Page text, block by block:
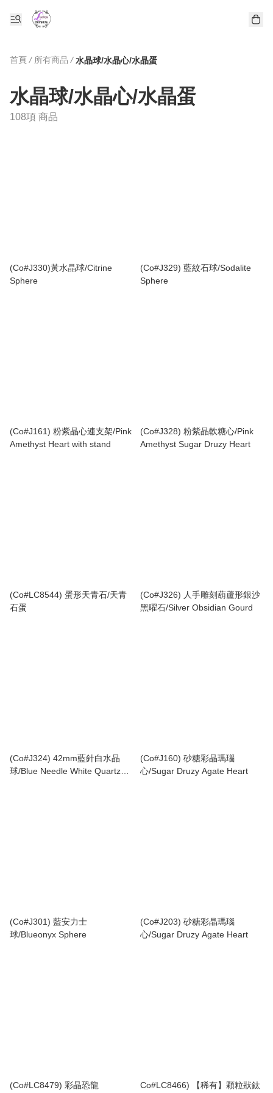
首頁 / 所有商品 / 水晶球/水晶心/水晶蛋
水晶球/水晶心/水晶蛋
108項 商品
(Co#J330)黃水晶球/Citrine
Sphere
(Co#J329) 藍紋石球/Sodalite
Sphere
(Co#J161) 粉紫晶心連支架/Pink
Amethyst Heart with stand
(Co#J328) 粉紫晶軟糖心/Pink
Amethyst Sugar Druzy Heart
(Co#LC8544) 蛋形天青石/天青
石蛋
(Co#J326) 人手雕刻葫蘆形銀沙
黑曜石/Silver Obsidian Gourd
(Co#J324) 42mm藍針白水晶
球/Blue Needle White Quartz
(Co#J160) 砂糖彩晶瑪瑙
心/Sugar Druzy Agate Heart
(Co#J301) 藍安力士
球/Blueonyx Sphere
(Co#J203) 砂糖彩晶瑪瑙
心/Sugar Druzy Agate Heart
(Co#LC8479) 彩晶恐龍
Co#LC8466) 【稀有】顆粒狀鈦